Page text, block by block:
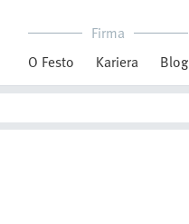
Firma
O Festo
Kariera Blog